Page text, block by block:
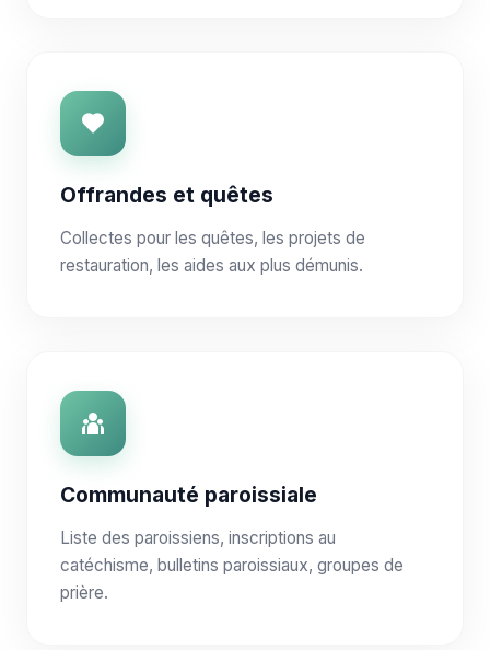
Offrandes et quêtes
Collectes pour les quêtes, les projets de
restauration, les aides aux plus démunis.
Communauté paroissiale
Liste des paroissiens, inscriptions au
catéchisme, bulletins paroissiaux, groupes de
prière.